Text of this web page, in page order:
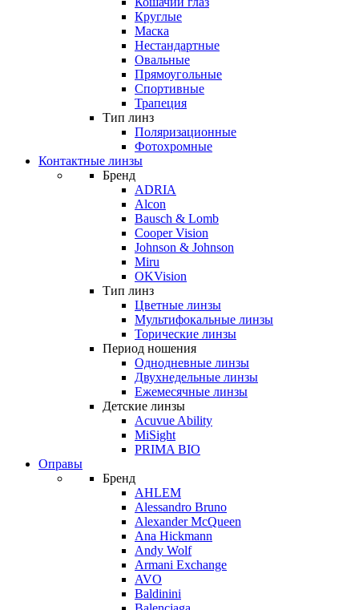
Круглые
Маска
Нестандартные
Овальные
Прямоугольные
Спортивные
Трапеция
Тип линз
Поляризационные
Фотохромные
Контактные линзы
Бренд
ADRIA
Alcon
Bausch & Lomb
Cooper Vision
Johnson & Johnson
Miru
OKVision
Тип линз
Цветные линзы
Мультифокальные линзы
Торические линзы
Период ношения
Однодневные линзы
Двухнедельные линзы
Ежемесячные линзы
Детские линзы
Acuvue Ability
MiSight
PRIMA BIO
Оправы
Бренд
AHLEM
Alessandro Bruno
Alexander McQueen
Ana Hickmann
Andy Wolf
Armani Exchange
AVO
Baldinini